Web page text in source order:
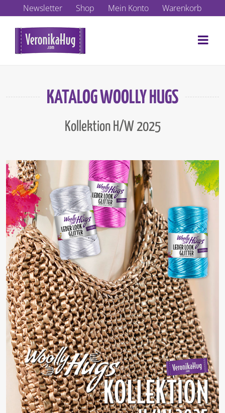
Inhalt
springen
Newsletter Shop Mein Konto Warenkorb
KATALOG WOOLLY HUGS
Kollektion H/W 2025